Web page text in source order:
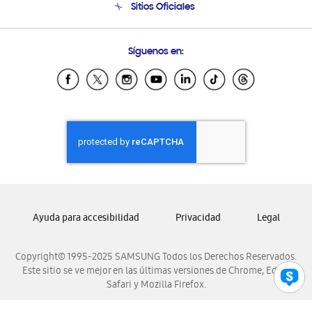
Soporte vía eMail
Sitios Oficiales
Samsung Ecuador
Samsung El Salvador
Samsung Honduras
Samsung Nicaragua
Samsung Panamá
Samsung Venezuela
Síguenos en:
Copyright© 1995-2025 SAMSUNG Todos los Derechos Reservados.
Este sitio se ve mejor en las últimas versiones de Chrome, Edge,
Safari y Mozilla Firefox.
Ayuda para accesibilidad Privacidad Legal